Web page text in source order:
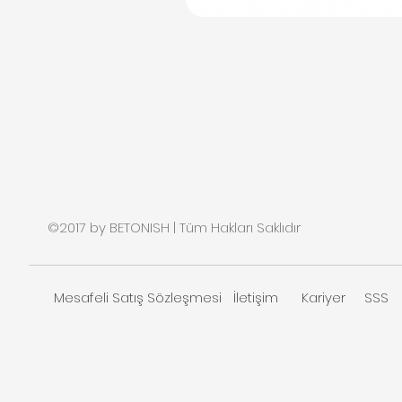
©2017 by BETONISH | Tüm Hakları Saklıdır
Mesafeli Satış Sözleşmesi İletişim Kariyer SSS